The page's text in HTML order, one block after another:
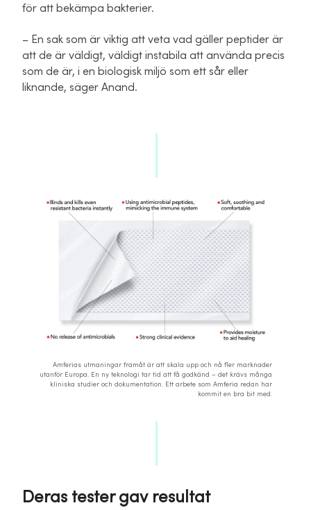
för att bekämpa bakterier.
– En sak som är viktig att veta vad gäller peptider är
att de är väldigt, väldigt instabila att använda precis
som de är, i en biologisk miljö som ett sår eller
liknande, säger Anand.
Amferias utmaningar framåt är att skala upp och nå fler marknader
utanför Europa. En ny teknologi tar tid att få godkänd – det krävs många
kliniska studier och dokumentation. Ett arbete som Amferia redan har
kommit en bra bit med.
Deras tester gav resultat